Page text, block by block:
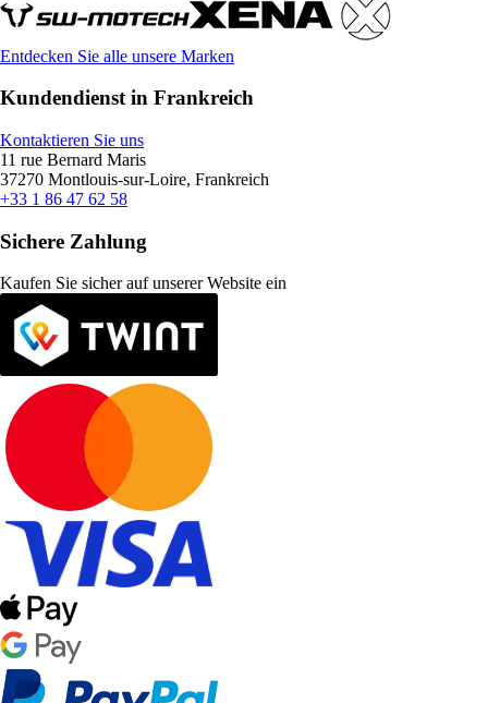
Entdecken Sie alle unsere Marken
Kundendienst in Frankreich
Kontaktieren Sie uns
11 rue Bernard Maris
37270 Montlouis-sur-Loire, Frankreich
+33 1 86 47 62 58
Sichere Zahlung
Kaufen Sie sicher auf unserer Website ein